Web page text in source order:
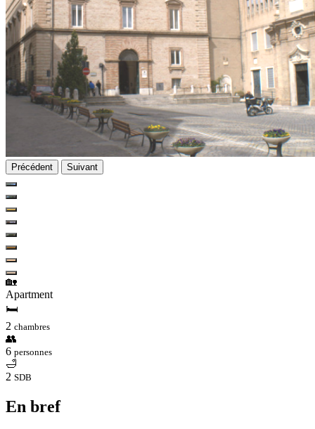
Précédent Suivant
🏡
Apartment
🛏
2 chambres
👥
6 personnes
🛁
2 SDB
En bref